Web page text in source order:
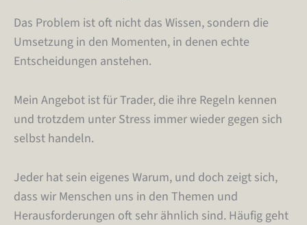
Das Problem ist oft nicht das Wissen, sondern die
Umsetzung in den Momenten, in denen echte
Entscheidungen anstehen.
Mein Angebot ist für Trader, die ihre Regeln kennen
und trotzdem unter Stress immer wieder gegen sich
selbst handeln.
Jeder hat sein eigenes Warum, und doch zeigt sich,
dass wir Menschen uns in den Themen und
Herausforderungen oft sehr ähnlich sind. Häufig geht